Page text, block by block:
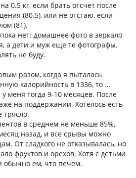
0.5 кг, если брать отсчет после
(80.5), или не отстаю, если
(81).
нет: домашнее фото в зеркало
а дети и муж еще те фотографы.
не буду.
разом, когда я пыталась
калорийность в 1336, то ...
у меня тогда 9-10 месяцев. После
на поддержании. Хотелось есть
трясло.
в среднем не меньше 85%,
назад, и все срывы можно
От сладкого не отказывалась, но
фруктов и орехов. Хотя с детьми
обычно ем, что печем.